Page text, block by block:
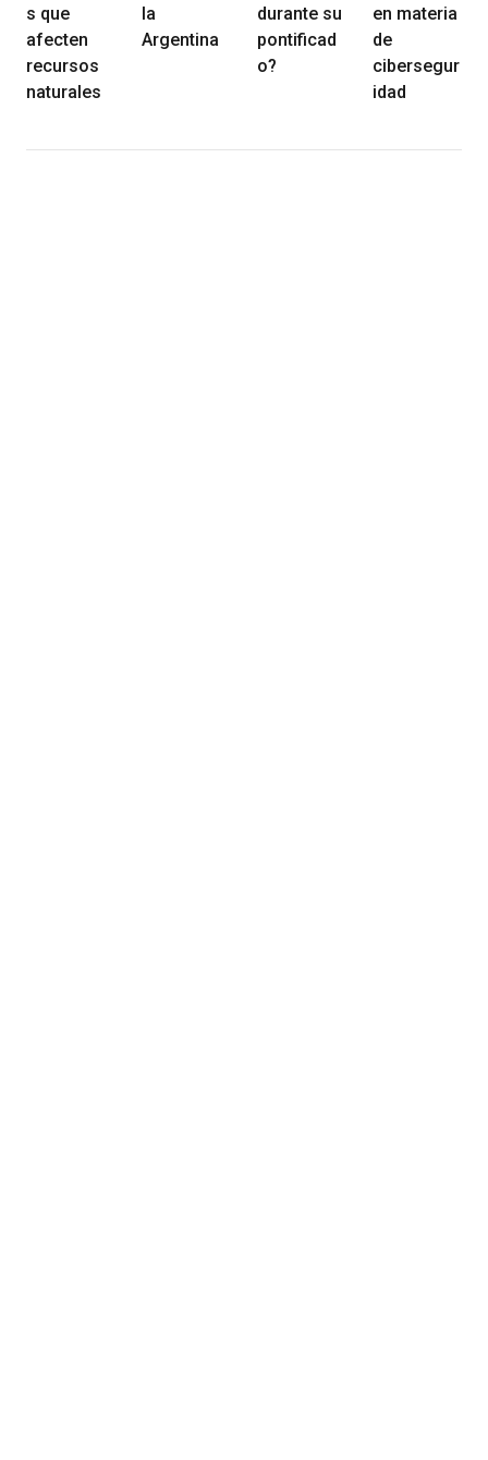
s que
afecten
recursos
naturales
la
Argentina
durante su
pontificad
o?
en materia
de
cibersegur
idad